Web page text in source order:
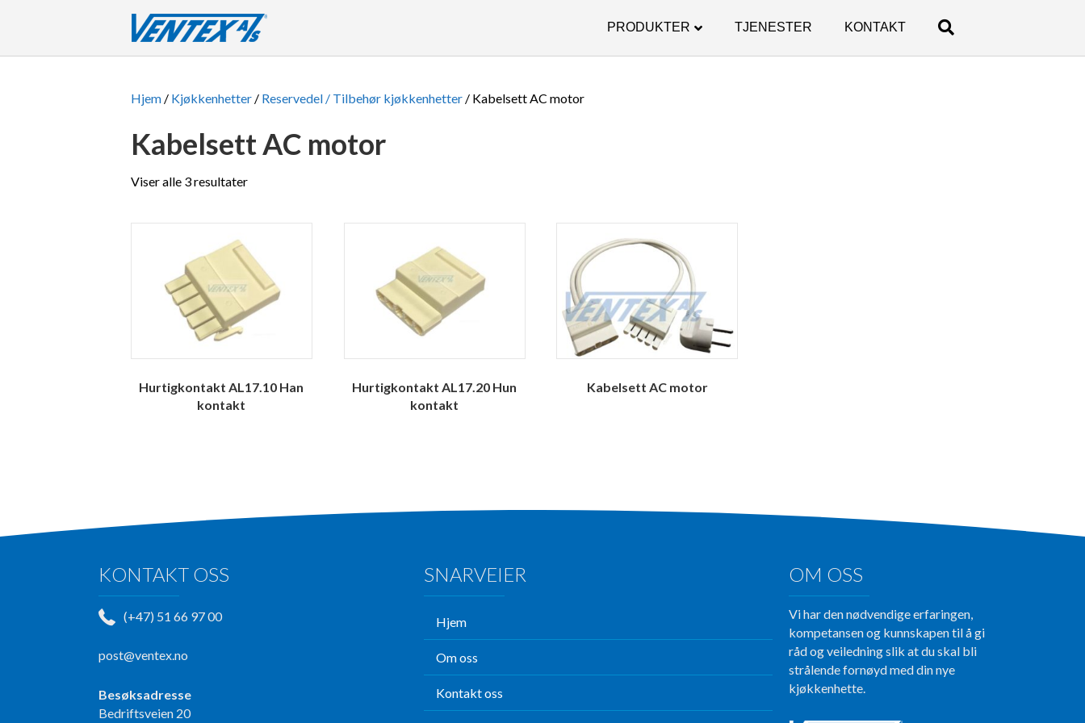
PRODUKTER TJENESTER KONTAKT
Hjem / Kjøkkenhetter / Reservedel / Tilbehør kjøkkenhetter / Kabelsett AC motor
Kabelsett AC motor
Viser alle 3 resultater
Hurtigkontakt AL17.10 Han
kontakt
Hurtigkontakt AL17.20 Hun
kontakt
Kabelsett AC motor
KONTAKT OSS
(+47) 51 66 97 00
post@ventex.no
Besøksadresse
Bedriftsveien 20
SNARVEIER
Hjem
Om oss
Kontakt oss
OM OSS
Vi har den nødvendige erfaringen,
kompetansen og kunnskapen til å gi
råd og veiledning slik at du skal bli
strålende fornøyd med din nye
kjøkkenhette.